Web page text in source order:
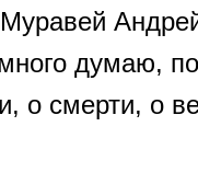
думаю,
о смерти, о